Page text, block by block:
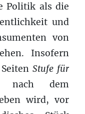
Politik als die
und
von
Insofern
Stufe für
dem
wird, vor